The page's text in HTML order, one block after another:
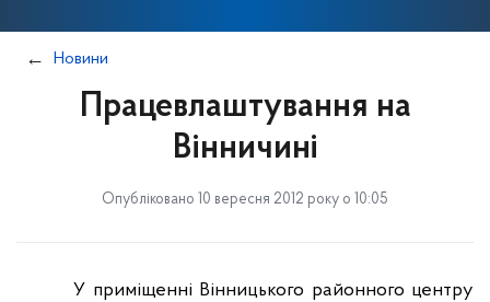
Новини
Працевлаштування на
Вінничині
Опубліковано 10 вересня 2012 року о 10:05
У приміщенні Вінницького районного центру